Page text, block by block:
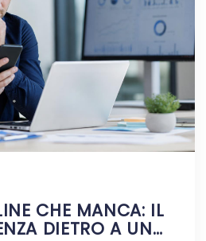
CHE MANCA: IL
DIETRO A UN